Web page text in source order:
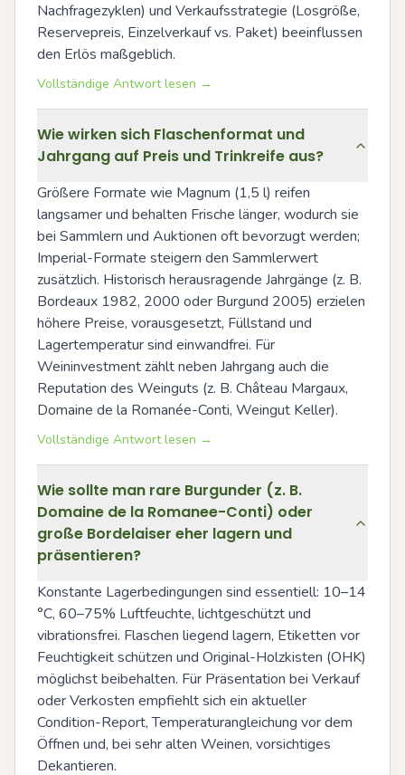
Nachfragezyklen) und Verkaufsstrategie (Losgröße,
Reservepreis, Einzelverkauf vs. Paket) beeinflussen
den Erlös maßgeblich.
Vollständige Antwort lesen →
Wie wirken sich Flaschenformat und
Jahrgang auf Preis und Trinkreife aus?
Größere Formate wie Magnum (1,5 l) reifen
langsamer und behalten Frische länger, wodurch sie
bei Sammlern und Auktionen oft bevorzugt werden;
Imperial-Formate steigern den Sammlerwert
zusätzlich. Historisch herausragende Jahrgänge (z. B.
Bordeaux 1982, 2000 oder Burgund 2005) erzielen
höhere Preise, vorausgesetzt, Füllstand und
Lagertemperatur sind einwandfrei. Für
Weininvestment zählt neben Jahrgang auch die
Reputation des Weinguts (z. B. Château Margaux,
Domaine de la Romanée-Conti, Weingut Keller).
Vollständige Antwort lesen →
Wie sollte man rare Burgunder (z. B.
Domaine de la Romanee-Conti) oder
große Bordelaiser eher lagern und
präsentieren?
Konstante Lagerbedingungen sind essentiell: 10–14
°C, 60–75% Luftfeuchte, lichtgeschützt und
vibrationsfrei. Flaschen liegend lagern, Etiketten vor
Feuchtigkeit schützen und Original-Holzkisten (OHK)
möglichst beibehalten. Für Präsentation bei Verkauf
oder Verkosten empfiehlt sich ein aktueller
Condition-Report, Temperaturangleichung vor dem
Öffnen und, bei sehr alten Weinen, vorsichtiges
Dekantieren.